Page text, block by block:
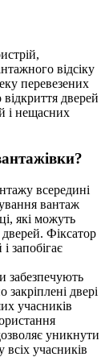
відсіку
перевезених
дверей
і нещасних
всередині
вантаж
які можуть
Фіксатор
запобігає
забезпечують
двері
учасників
уникнути
всіх учасників